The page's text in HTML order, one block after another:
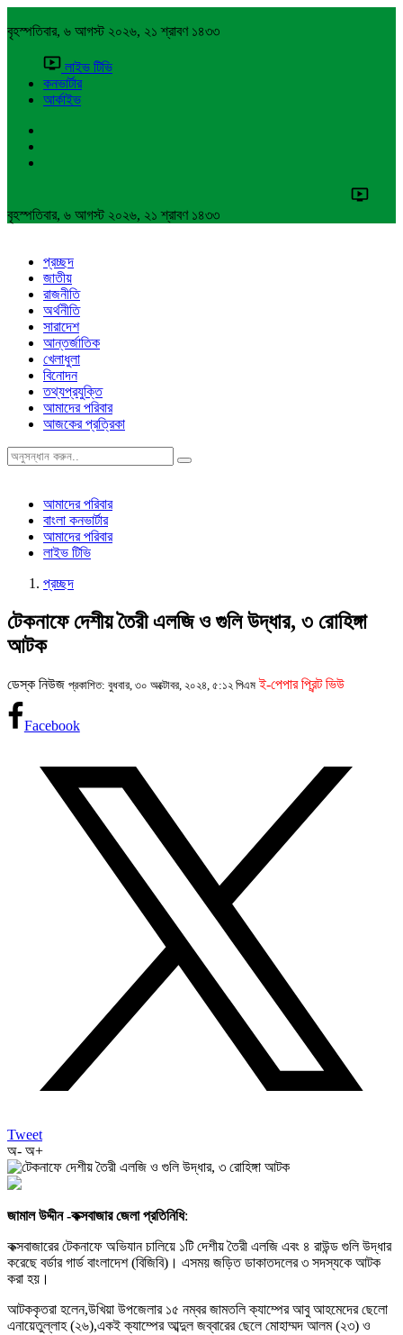
বৃহস্পতিবার, ৬ আগস্ট ২০২৬, ২১ শ্রাবণ ১৪৩৩
লাইভ টিভি
কনভার্টার
আর্কাইভ
বৃহস্পতিবার, ৬ আগস্ট ২০২৬, ২১ শ্রাবণ ১৪৩৩
প্রচ্ছদ
জাতীয়
রাজনীতি
অর্থনীতি
সারাদেশ
আন্তর্জাতিক
খেলাধুলা
বিনোদন
তথ্যপ্রযুক্তি
আমাদের পরিবার
আজকের প্রত্রিকা
আমাদের পরিবার
বাংলা কনভার্টার
আমাদের পরিবার
লাইভ টিভি
প্রচ্ছদ
টেকনাফে দেশীয় তৈরী এলজি ও গুলি উদ্ধার, ৩ রোহিঙ্গা
আটক
ডেস্ক নিউজ প্রকাশিত: বুধবার, ৩০ অক্টোবর, ২০২৪, ৫:১২ পিএম ই-পেপার প্রিন্ট ভিউ
Facebook
Tweet
অ- অ+
জামাল উদ্দীন -কক্সবাজার জেলা প্রতিনিধি:
কক্সবাজারের টেকনাফে অভিযান চালিয়ে ১টি দেশীয় তৈরী এলজি এবং ৪ রাউন্ড গুলি উদ্ধার
করেছে বর্ডার গার্ড বাংলাদেশ (বিজিবি)। এসময় জড়িত ডাকাতদলের ৩ সদস্যকে আটক
করা হয়।
আটককৃতরা হলেন,উখিয়া উপজেলার ১৫ নম্বর জামতলি ক্যাম্পের আবু আহমেদের ছেলো
এনায়েতুল্লাহ (২৬),একই ক্যাম্পের আব্দুল জব্বারের ছেলে মোহাম্মদ আলম (২৩) ও